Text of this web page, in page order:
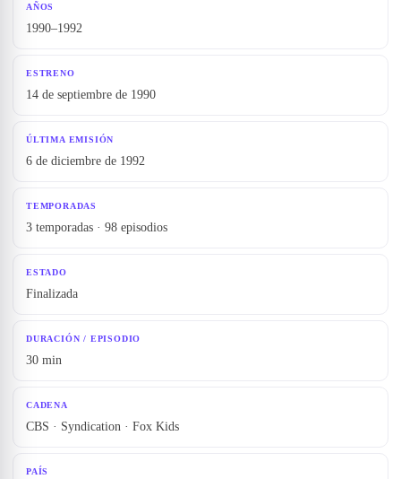
AÑOS
1990–1992
ESTRENO
14 de septiembre de 1990
ÚLTIMA EMISIÓN
6 de diciembre de 1992
TEMPORADAS
3 temporadas · 98 episodios
ESTADO
Finalizada
DURACIÓN / EPISODIO
30 min
CADENA
CBS · Syndication · Fox Kids
PAÍS